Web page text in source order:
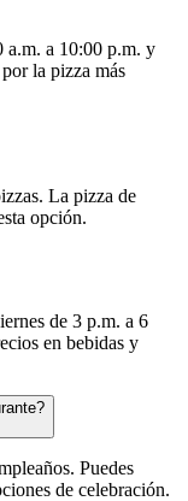
a.m. a 10:00 p.m. y
la pizza más
La pizza de
opción.
de 3 p.m. a 6
en bebidas y
Puedes
de celebración.